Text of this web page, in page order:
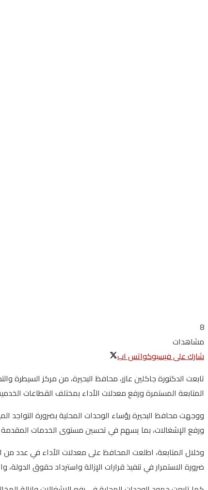
8
مشاهدات
شارك على فيسبوكواتس اب
تابعت الدكتورة جاكلين عازر، محافظ البحيرة، من مركز السيطرة
المتابعة المستمرة ورفع معدلات الأداء بمختلف القطاعات
ووجهت محافظ البحيرة رؤساء الوحدات المحلية بضرورة التواجد
ورفع الإشغالات، بما يسهم في تحسين مستوى الخدمات المقدمة
ضرورة الاستمرار في تنفيذ قرارات الإزالة واسترداد حقوق